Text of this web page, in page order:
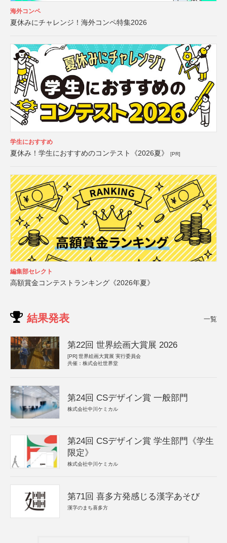
海外コンペ
夏休みにチャレンジ！海外コンペ特集2026
学生におすすめ
夏休み！学生におすすめのコンテスト《2026夏》 [PR]
編集部セレクト
高額賞金コンテストランキング《2026年夏》
結果発表 一覧
第22回 世界絵画大賞展 2026
[PR] 世界絵画大賞展 実行委員会
共催：株式会社世界堂
第24回 CSデザイン賞 一般部門
株式会社中川ケミカル
第24回 CSデザイン賞 学生部門《学生
限定》
株式会社中川ケミカル
第71回 喜多方発感じる漢字あそび
漢字のまち喜多方